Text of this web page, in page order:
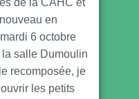
de la CAHC et
en
6 octobre
salle Dumoulin
recomposée, je
les petits